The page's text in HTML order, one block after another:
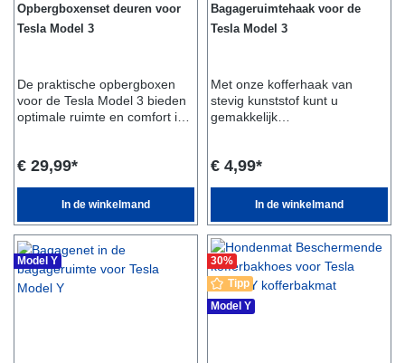
Opbergboxenset deuren voor
Tesla Model 3
De praktische opbergboxen
voor de Tesla Model 3 bieden
optimale ruimte en comfort in
verwijderen en kunnen
gereinigd.Ook voorkomen ze
rijden.Leveringsomvang:- 4
opbergruimteboxenGeschikt
voor:- Tesla Model 3
€ 29,99*
In de winkelmand
Bagageruimtehaak voor de
Tesla Model 3
Met onze kofferhaak van
stevig kunststof kunt u
gemakkelijk
ophangen in uw Tesla Model
de reeds aanwezige
- 1x Kofferhaak voor de Tesla
Model 3Geschikt voor:- Tesla
Model 3
€ 4,99*
In de winkelmand
Model Y 30%
Tipp
Model Y